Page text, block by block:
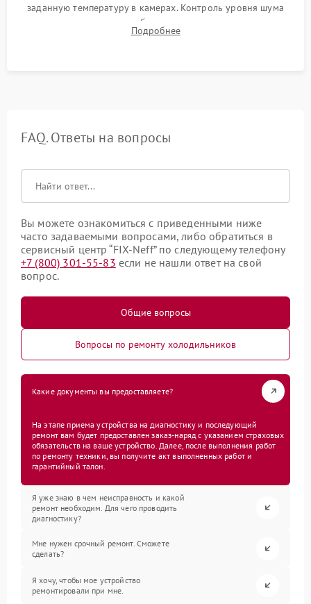
заданную температуру в камерах. Контроль уровня шума
компрессора, отсутствия обмерзания стенок и корректного
срабатывания системы автоматической оттайки.
Подробнее
FAQ. Ответы на вопросы
Вы можете ознакомиться с приведенными ниже
часто задаваемыми вопросами, либо обратиться в
сервисный центр “FIX-Neff” по следующему телефону
+7 (800) 301-55-83 если не нашли ответ на свой
вопрос.
Общие вопросы
Вопросы по ремонту холодильников
Какие документы вы предоставляете?
На этапе приема устройства на диагностику и последующий
ремонт вам будет предоставлен заказ-наряд с указанием страховых
обязательств на ваше устройство. Далее, после выполнения работ
по ремонту техники, вы получите акт выполненных работ и
гарантийный талон.
Я уже знаю в чем неисправность и какой
ремонт необходим. Для чего проводить
диагностику?
Мне нужен срочный ремонт. Сможете
сделать?
Я хочу, чтобы мое устройство
ремонтировали при мне.